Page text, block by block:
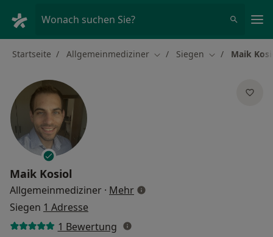
Wonach suchen Sie?
Startseite Allgemeinmediziner Stadt ändern
Siegen Stadt ändern
Maik
Maik Kosiol
Allgemeinmediziner · Mehrüber Spezialisierungen
Siegen 1 Adresse
1 Bewertung